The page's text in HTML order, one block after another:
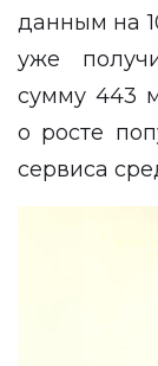
данным на
уже
сумму 443
о росте
сервиса